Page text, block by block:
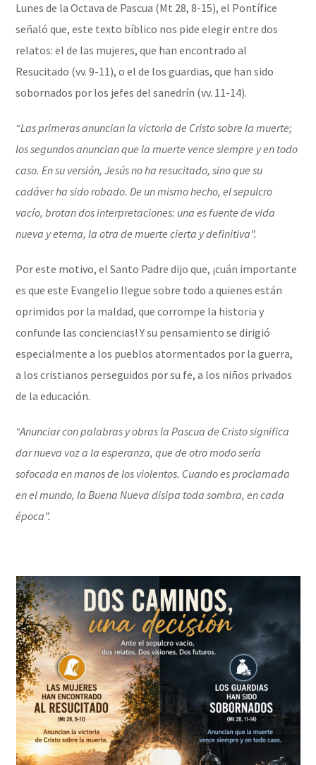
Lunes de la Octava de Pascua (Mt 28, 8-15), el Pontífice
señaló que, este texto bíblico nos pide elegir entre dos
relatos: el de las mujeres, que han encontrado al
Resucitado (vv. 9-11), o el de los guardias, que han sido
sobornados por los jefes del sanedrín (vv. 11-14).
“Las primeras anuncian la victoria de Cristo sobre la muerte;
los segundos anuncian que la muerte vence siempre y en todo
caso. En su versión, Jesús no ha resucitado, sino que su
cadáver ha sido robado. De un mismo hecho, el sepulcro
vacío, brotan dos interpretaciones: una es fuente de vida
nueva y eterna, la otra de muerte cierta y definitiva”.
Por este motivo, el Santo Padre dijo que, ¡cuán importante
es que este Evangelio llegue sobre todo a quienes están
oprimidos por la maldad, que corrompe la historia y
confunde las conciencias! Y su pensamiento se dirigió
especialmente a los pueblos atormentados por la guerra,
a los cristianos perseguidos por su fe, a los niños privados
de la educación.
“Anunciar con palabras y obras la Pascua de Cristo significa
dar nueva voz a la esperanza, que de otro modo sería
sofocada en manos de los violentos. Cuando es proclamada
en el mundo, la Buena Nueva disipa toda sombra, en cada
época”.